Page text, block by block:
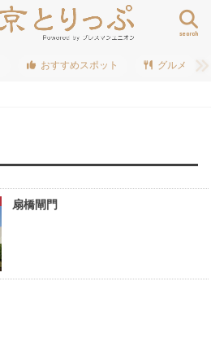
search
おすすめスポット グルメ
扇橋閘門